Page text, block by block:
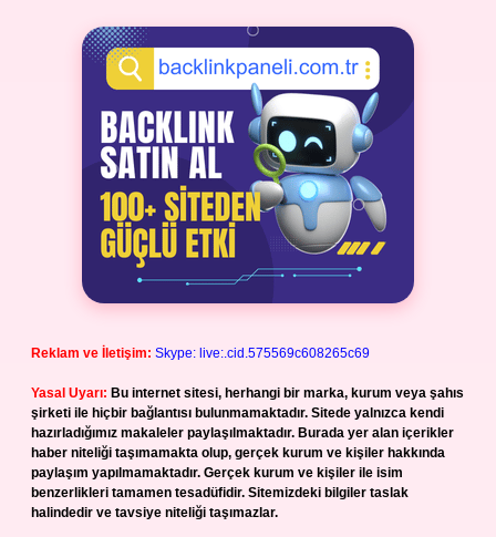
Reklam ve İletişim: Skype: live:.cid.575569c608265c69
Yasal Uyarı: Bu internet sitesi, herhangi bir marka, kurum veya şahıs
şirketi ile hiçbir bağlantısı bulunmamaktadır. Sitede yalnızca kendi
hazırladığımız makaleler paylaşılmaktadır. Burada yer alan içerikler
haber niteliği taşımamakta olup, gerçek kurum ve kişiler hakkında
paylaşım yapılmamaktadır. Gerçek kurum ve kişiler ile isim
benzerlikleri tamamen tesadüfidir. Sitemizdeki bilgiler taslak
halindedir ve tavsiye niteliği taşımazlar.